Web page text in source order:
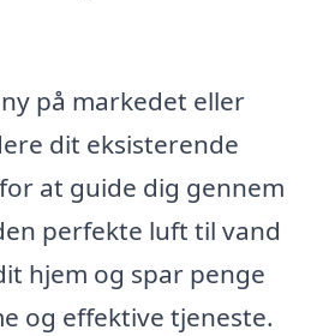
på markedet eller
dit eksisterende
at guide dig gennem
perfekte luft til vand
hjem og spar penge
og effektive tjeneste.